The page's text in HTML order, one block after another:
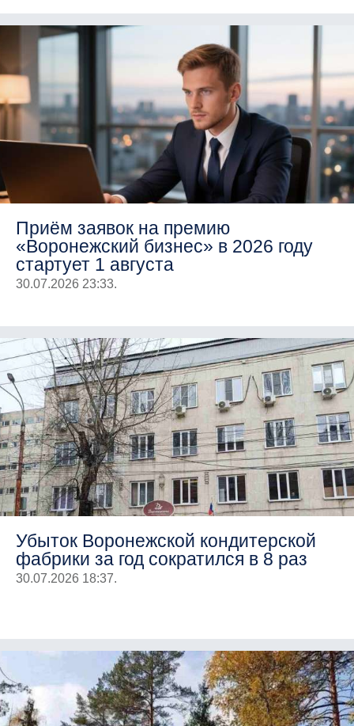
Приём заявок на премию
«Воронежский бизнес» в 2026 году
стартует 1 августа
30.07.2026 23:33.
Убыток Воронежской кондитерской
фабрики за год сократился в 8 раз
30.07.2026 18:37.